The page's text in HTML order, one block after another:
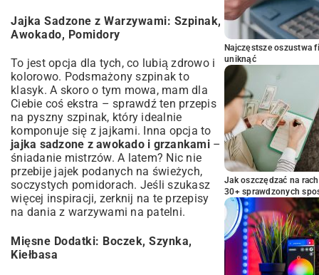
Jajka Sadzone z Warzywami: Szpinak,
Awokado, Pomidory
To jest opcja dla tych, co lubią zdrowo i
kolorowo. Podsmażony szpinak to
klasyk. A skoro o tym mowa, mam dla
Ciebie coś ekstra – sprawdź ten przepis
na pyszny szpinak, który idealnie
komponuje się z jajkami. Inna opcja to
jajka sadzone z awokado i grzankami–
śniadanie mistrzów. A latem? Nic nie
przebije jajek podanych na świeżych,
soczystych pomidorach. Jeśli szukasz
więcej inspiracji, zerknij na te przepisy
na dania z warzywami na patelni.
Mięsne Dodatki: Boczek, Szynka,
Kiełbasa
Najczęstsze oszustwa
uniknąć
Jak oszczędzać na
30+ sprawdzonych